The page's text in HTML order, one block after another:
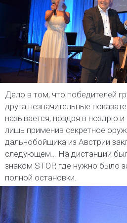
Дело в том, что победителей
друга незначительные
называется, ноздря в ноздрю
лишь применив секретное
дальнобойщика из Австрии
следующем… На дистанции
знаком STOP, где нужно было
полной остановки.